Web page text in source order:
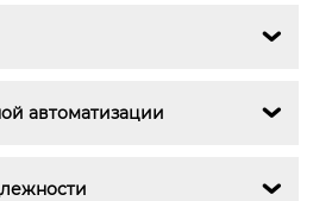

автоматизации 
